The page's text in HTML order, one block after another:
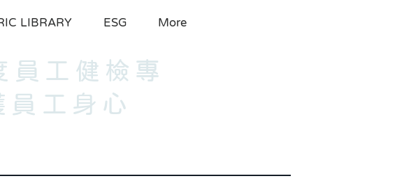
LIBRARY ESG More
工健檢專
員工身心